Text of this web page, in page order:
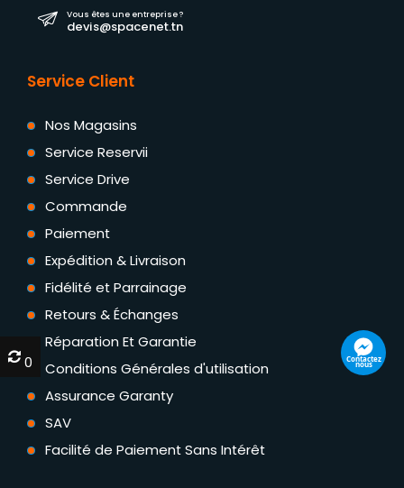
Vous êtes une entreprise ?
devis@spacenet.tn
Service Client
Nos Magasins
Service Reservii
Service Drive
Commande
Paiement
Expédition & Livraison
Fidélité et Parrainage
Retours & Échanges
Réparation Et Garantie
Conditions Générales d'utilisation
Assurance Garanty
SAV
Facilité de Paiement Sans Intérêt
0
0